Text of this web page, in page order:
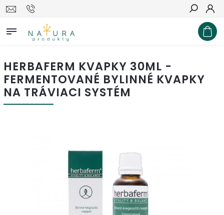
Hľadať
HERBAFERM KVAPKY 30ML -
FERMENTOVANÉ BYLINNÉ KVAPKY
NA TRÁVIACI SYSTÉM